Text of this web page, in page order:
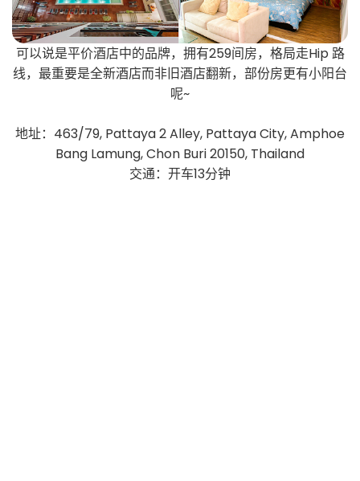
可以说是平价酒店中的品牌，拥有259间房，格局走Hip 路
线，最重要是全新酒店而非旧酒店翻新，部份房更有小阳台
呢~
地址：463/79, Pattaya 2 Alley, Pattaya City, Amphoe
Bang Lamung, Chon Buri 20150, Thailand
交通：开车13分钟